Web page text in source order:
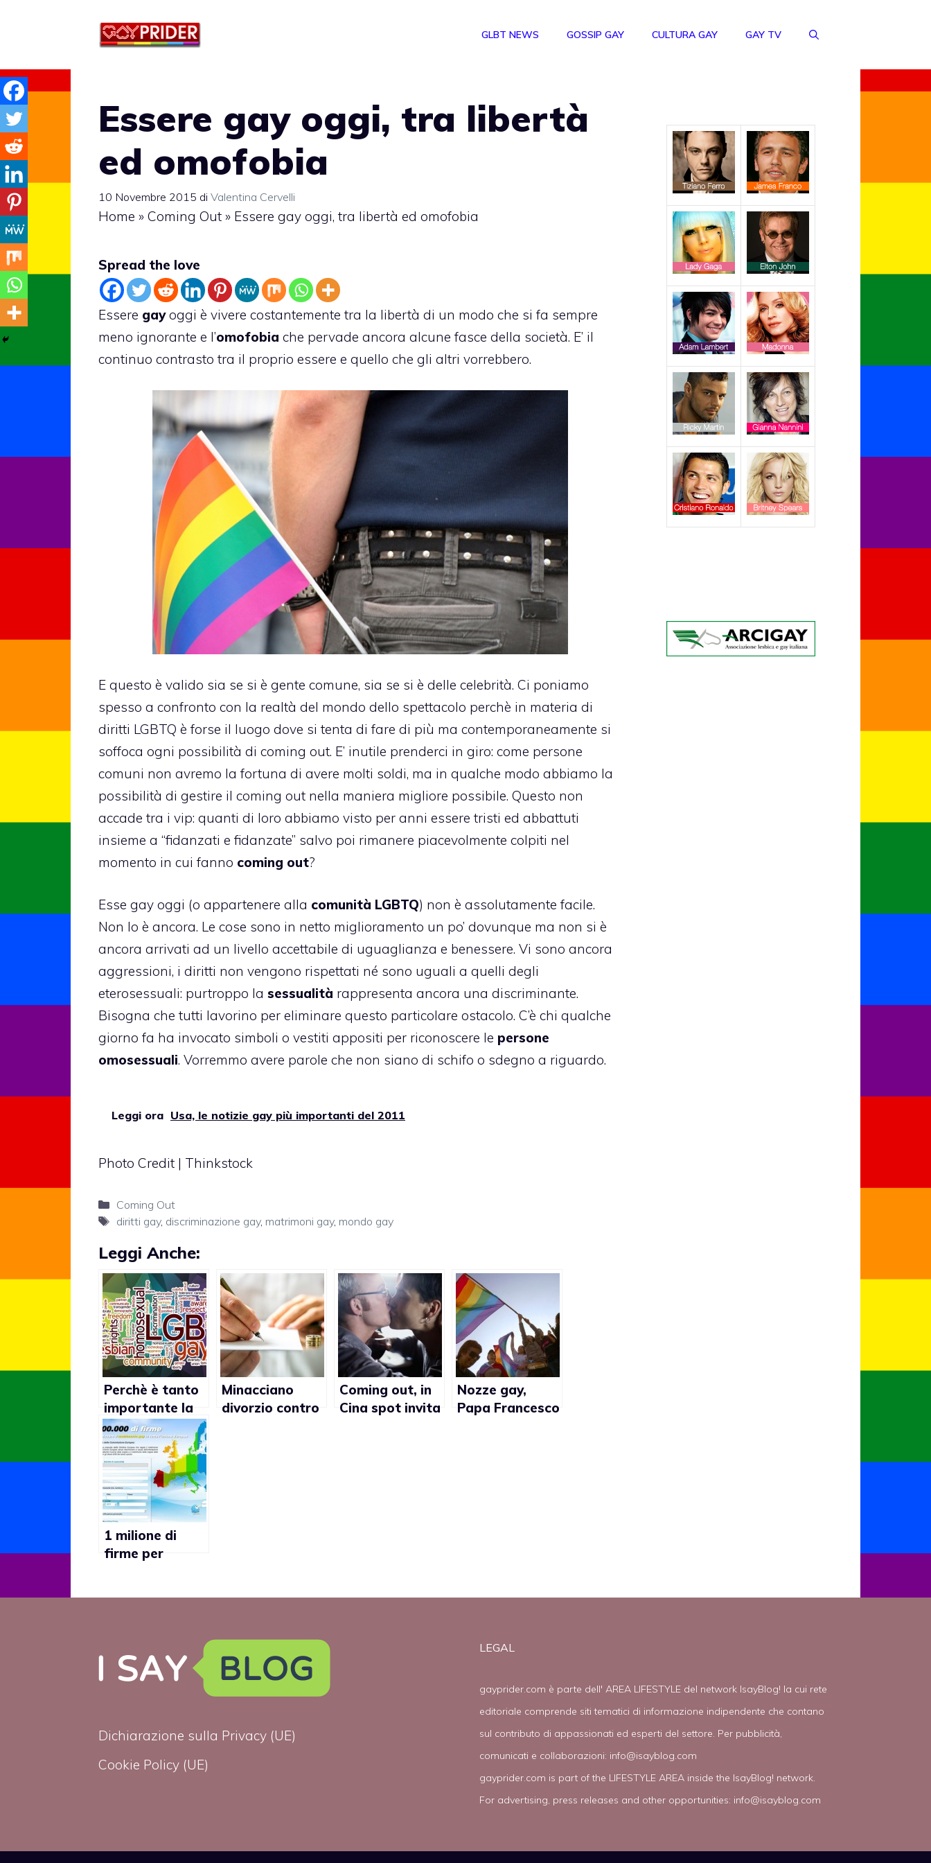
GLBT NEWS GOSSIP GAY CULTURA GAY GAY TV
Essere gay oggi, tra libertà
ed omofobia
10 Novembre 2015 di Valentina Cervelli
Home » Coming Out » Essere gay oggi, tra libertà ed omofobia
Spread the love
Essere gayoggi è vivere costantemente tra la libertà di un modo che si fa sempre
meno ignorante e l’omofobia che pervade ancora alcune fasce della società. E’ il
continuo contrasto tra il proprio essere e quello che gli altri vorrebbero.
E questo è valido sia se si è gente comune, sia se si è delle celebrità. Ci poniamo
spesso a confronto con la realtà del mondo dello spettacolo perchè in materia di
diritti LGBTQ è forse il luogo dove si tenta di fare di più ma contemporaneamente si
soffoca ogni possibilità di coming out. E’ inutile prenderci in giro: come persone
comuni non avremo la fortuna di avere molti soldi, ma in qualche modo abbiamo la
possibilità di gestire il coming out nella maniera migliore possibile. Questo non
accade tra i vip: quanti di loro abbiamo visto per anni essere tristi ed abbattuti
insieme a “fidanzati e fidanzate” salvo poi rimanere piacevolmente colpiti nel
momento in cui fanno coming out?
Esse gay oggi (o appartenere alla comunità LGBTQ) non è assolutamente facile.
Non lo è ancora. Le cose sono in netto miglioramento un po’ dovunque ma non si è
ancora arrivati ad un livello accettabile di uguaglianza e benessere. Vi sono ancora
aggressioni, i diritti non vengono rispettati né sono uguali a quelli degli
eterosessuali: purtroppo la sessualità rappresenta ancora una discriminante.
Bisogna che tutti lavorino per eliminare questo particolare ostacolo. C’è chi qualche
giorno fa ha invocato simboli o vestiti appositi per riconoscere le persone
omosessuali. Vorremmo avere parole che non siano di schifo o sdegno a riguardo.
Leggi ora Usa, le notizie gay più importanti del 2011
Photo Credit | Thinkstock
Categorie
Coming Out
Tag
diritti gay, discriminazione gay, matrimoni gay, mondo gay
Leggi Anche:
Perchè è tanto
importante la
sessualità?
Minacciano
divorzio contro
Coming out, in
Cina spot invita
Nozze gay,
Papa Francesco
1 milione di
firme per
Dichiarazione sulla Privacy (UE)
Cookie Policy (UE)
LEGAL
gayprider.com è parte dell' AREA LIFESTYLE del network IsayBlog! la cui rete
editoriale comprende siti tematici di informazione indipendente che contano
sul contributo di appassionati ed esperti del settore. Per pubblicità,
comunicati e collaborazioni: info@isayblog.com
gayprider.com is part of the LIFESTYLE AREA inside the IsayBlog! network.
For advertising, press releases and other opportunities: info@isayblog.com